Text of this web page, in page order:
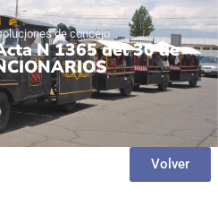
de concejo
N 1365 del 30 de
Volver